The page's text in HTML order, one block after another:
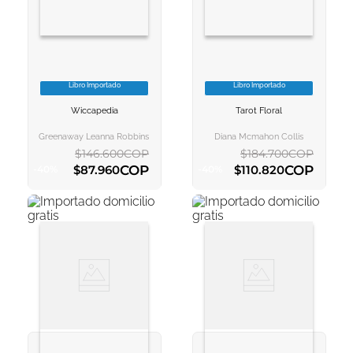
VER INFORMACION
Libro Importado
Wiccapedia
Greenaway Leanna Robbins Shawn
$146.600COP
$87.960COP
AGREGAR AL CARRITO
VER INFORMACION
Libro Importado
Tarot Floral
Diana Mcmahon Collis
$184.700COP
$110.820COP
AGREGAR AL CARRITO